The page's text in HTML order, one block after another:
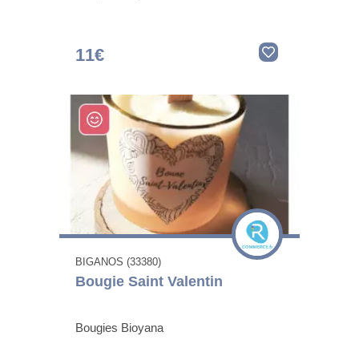
11€
BIGANOS (33380)
Bougie Saint Valentin
Bougies Bioyana